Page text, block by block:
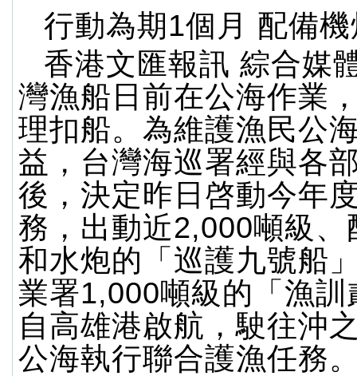
行動為期1個月 配備
香港文匯報訊 綜合媒
灣漁船日前在公海作業
理扣船。為維護漁民公
益，台灣海巡署經與各
後，決定昨日啓動今年
務，出動近2,000噸級、
和水炮的「巡護九號船
業署1,000噸級的「漁訓
自高雄港啟航，駛往沖
公海執行聯合護漁任務